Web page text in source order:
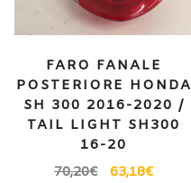
FARO FANALE
POSTERIORE HONDA
SH 300 2016-2020 /
TAIL LIGHT SH300
16-20
70,20€ 63,18€